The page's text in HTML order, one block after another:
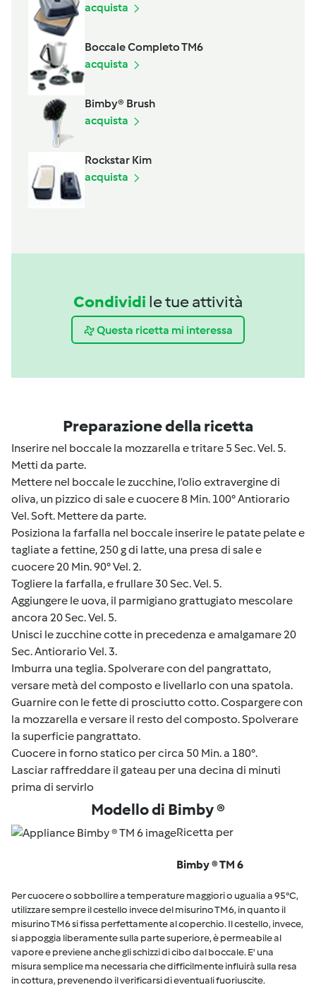
acquista
Boccale Completo TM6
acquista
Bimby® Brush
acquista
Rockstar Kim
acquista
Condividi le tue attività
Questa ricetta mi interessa
Preparazione della ricetta
Inserire nel boccale la mozzarella e tritare 5 Sec. Vel. 5.
Metti da parte.
Mettere nel boccale le zucchine, l’olio extravergine di
oliva, un pizzico di sale e cuocere 8 Min. 100° Antiorario
Vel. Soft. Mettere da parte.
Posiziona la farfalla nel boccale inserire le patate pelate e
tagliate a fettine, 250 g di latte, una presa di sale e
cuocere 20 Min. 90° Vel. 2.
Togliere la farfalla, e frullare 30 Sec. Vel. 5.
Aggiungere le uova, il parmigiano grattugiato mescolare
ancora 20 Sec. Vel. 5.
Unisci le zucchine cotte in precedenza e amalgamare 20
Sec. Antiorario Vel. 3.
Imburra una teglia. Spolverare con del pangrattato,
versare metà del composto e livellarlo con una spatola.
Guarnire con le fette di prosciutto cotto. Cospargere con
la mozzarella e versare il resto del composto. Spolverare
la superficie pangrattato.
Cuocere in forno statico per circa 50 Min. a 180°.
Lasciar raffreddare il gateau per una decina di minuti
prima di servirlo
Modello di Bimby ®
Ricetta per
Bimby ® TM 6
Per cuocere o sobbollire a temperature maggiori o ugualia a 95°C,
utilizzare sempre il cestello invece del misurino TM6, in quanto il
misurino TM6 si fissa perfettamente al coperchio. Il cestello, invece,
si appoggia liberamente sulla parte superiore, è permeabile al
vapore e previene anche gli schizzi di cibo dal boccale. E' una
misura semplice ma necessaria che difficilmente influirà sulla resa
in cottura, prevenendo il verificarsi di eventuali fuoriuscite.